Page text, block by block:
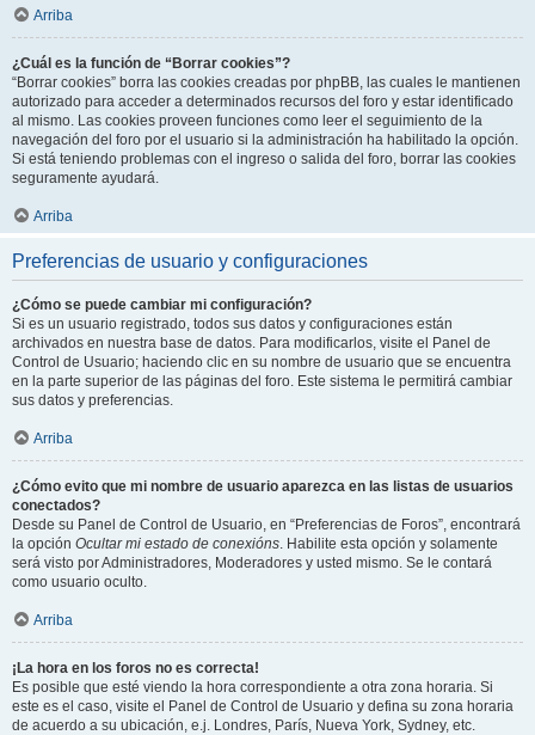
Arriba
¿Cuál es la función de “Borrar cookies”?
“Borrar cookies” borra las cookies creadas por phpBB, las cuales le mantienen
autorizado para acceder a determinados recursos del foro y estar identificado
al mismo. Las cookies proveen funciones como leer el seguimiento de la
navegación del foro por el usuario si la administración ha habilitado la opción.
Si está teniendo problemas con el ingreso o salida del foro, borrar las cookies
seguramente ayudará.
Arriba
Preferencias de usuario y configuraciones
¿Cómo se puede cambiar mi configuración?
Si es un usuario registrado, todos sus datos y configuraciones están
archivados en nuestra base de datos. Para modificarlos, visite el Panel de
Control de Usuario; haciendo clic en su nombre de usuario que se encuentra
en la parte superior de las páginas del foro. Este sistema le permitirá cambiar
sus datos y preferencias.
Arriba
¿Cómo evito que mi nombre de usuario aparezca en las listas de usuarios
conectados?
Desde su Panel de Control de Usuario, en “Preferencias de Foros”, encontrará
la opción Ocultar mi estado de conexións. Habilite esta opción y solamente
será visto por Administradores, Moderadores y usted mismo. Se le contará
como usuario oculto.
Arriba
¡La hora en los foros no es correcta!
Es posible que esté viendo la hora correspondiente a otra zona horaria. Si
este es el caso, visite el Panel de Control de Usuario y defina su zona horaria
de acuerdo a su ubicación, e.j. Londres, París, Nueva York, Sydney, etc.